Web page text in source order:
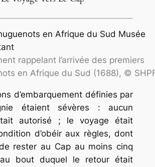
rappelant l’arrivée des premiers
en Afrique du Sud (1688), ©
d’embarquement définies par
étaient sévères : aucun
autorisé ; le voyage était
d’obéir aux règles, dont
rester au Cap au moins cinq
bout duquel le retour était